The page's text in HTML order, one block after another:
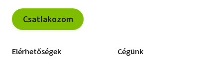
Csatlakozom
Elérhetőségek Cégünk